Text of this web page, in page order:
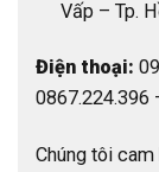
Vấp – Tp.
Điện thoại:
0867.224.396
Chúng tôi